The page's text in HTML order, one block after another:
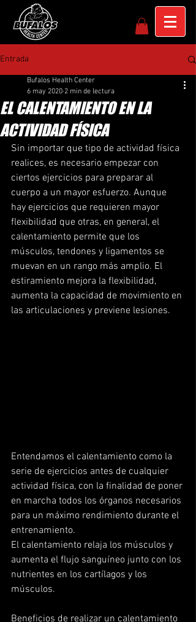
Entrada
EL CALENTAMIENTO EN LA
ACTIVIDAD FÍSICA
Bufalos Health Center
6 may 2020 2 min de lectura
Sin importar que tipo de actividad física
realices, es necesario empezar con
ciertos ejercicios para preparar al
cuerpo a un mayor esfuerzo. Aunque
hay ejercicios que requieren mayor
flexibilidad que otras, en general, el
calentamiento permite que los
músculos, tendones y ligamentos se
muevan en un rango más amplio. El
estiramiento mejora la flexibilidad,
aumenta la capacidad de movimiento en
las articulaciones y previene lesiones.
Entendamos el calentamiento como la
serie de ejercicios antes de cualquier
actividad física, con la finalidad de poner
en marcha todos los órganos necesarios
para un máximo rendimiento durante el
entrenamiento.
El calentamiento relaja los músculos y
aumenta el flujo sanguíneo junto con los
nutrientes en los cartílagos y los
músculos.
Beneficios de realizar un calentamiento